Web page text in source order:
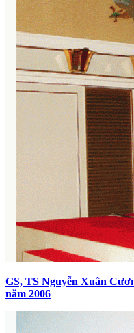
GS, TS Nguyễn Xuân
năm 2006